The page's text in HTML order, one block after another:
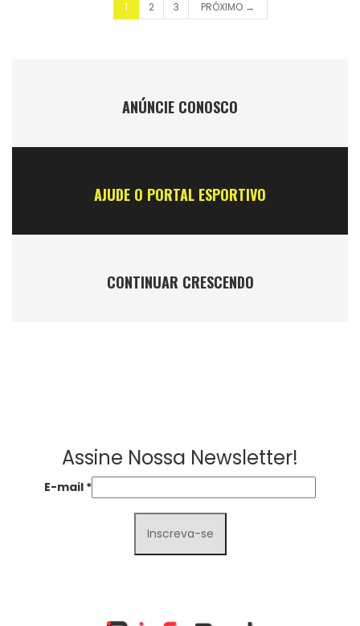
1 2 3 PRÓXIMO →
ANÚNCIE CONOSCO
AJUDE O PORTAL ESPORTIVO
CONTINUAR CRESCENDO
Assine Nossa Newsletter!
E-mail *